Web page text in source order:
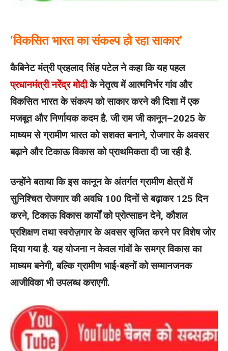
‘विकसित भारत का संकल्प हो रहा साकार’
कैबिनेट मंत्री प्रहलाद सिंह पटेल ने कहा कि यह पहल
प्रधानमंत्री नरेंद्र मोदीके नेतृत्व में आत्मनिर्भर गांव और
विकसित भारत के संकल्प को साकार करने की दिशा में एक
मजबूत और निर्णायक कदम है. जी राम जी कानून–2025 के
माध्यम से ग्रामीण भारत को सशक्त बनाने, रोजगार के अवसर
बढ़ाने और टिकाऊ विकास को प्राथमिकता दी जा रही है.
उन्होंने बताया कि इस कानून के अंतर्गत ग्रामीण क्षेत्रों में
सुनिश्चित रोजगार की अवधि 100 दिनों से बढ़ाकर 125 दिन
करने, टिकाऊ विकास कार्यों को प्रोत्साहन देने, कौशल
प्रशिक्षण तथा स्वरोज़गार के अवसर सृजित करने पर विशेष जोर
दिया गया है. यह योजना न केवल गांवों के समग्र विकास का
माध्यम बनेगी, बल्कि ग्रामीण भाई-बहनों को सम्मानजनक
आजीविका भी उपलब्ध कराएगी.